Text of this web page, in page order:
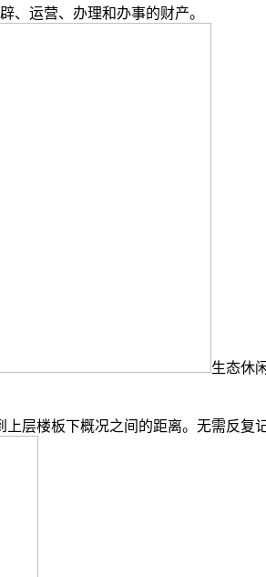
、运营、办理和办事的财产。
生态休
楼板下概况之间的距离。无需反复